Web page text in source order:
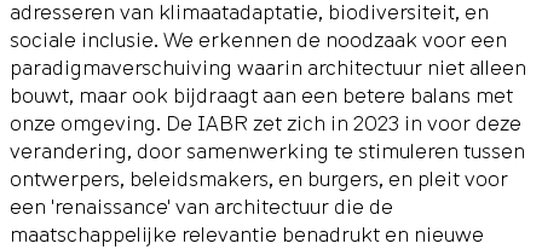
adresseren van klimaatadaptatie, biodiversiteit, en
sociale inclusie. We erkennen de noodzaak voor een
paradigmaverschuiving waarin architectuur niet alleen
bouwt, maar ook bijdraagt aan een betere balans met
onze omgeving. De IABR zet zich in 2023 in voor deze
verandering, door samenwerking te stimuleren tussen
ontwerpers, beleidsmakers, en burgers, en pleit voor
een 'renaissance' van architectuur die de
maatschappelijke relevantie benadrukt en nieuwe